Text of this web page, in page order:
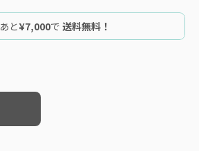
あと¥7,000で 送料無料！